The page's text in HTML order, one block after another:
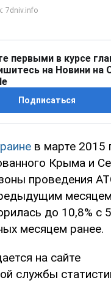
первыми в курсе
на Новини на
Подписаться
в марте 2015
Крыма и
проведения
до 10,8% с
месяцем ранее.
на сайте
службы